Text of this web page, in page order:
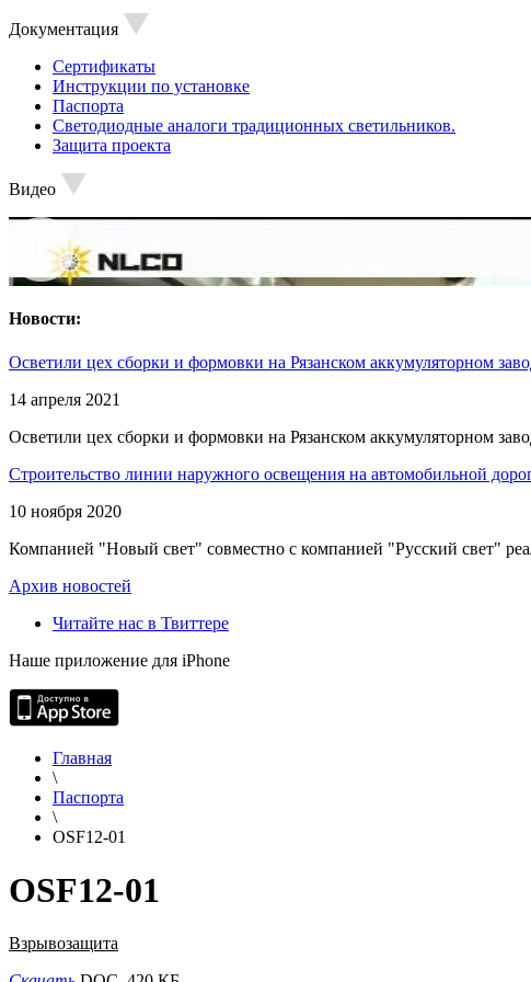
Документация
Сертификаты
Инструкции по установке
Паспорта
Светодиодные аналоги традиционных светильников.
Защита проекта
Видео
Новости:
Осветили цех сборки и формовки на Рязанском аккумуляторном
14 апреля 2021
Осветили цех сборки и формовки на Рязанском аккумуляторном
Строительство линии наружного освещения на автомобильной
10 ноября 2020
Компанией "Новый свет" совместно с компанией "Русский свет"
Архив новостей
Читайте нас в Твиттере
Наше приложение для iPhone
Главная
\
Паспорта
\
OSF12-01
OSF12-01
Взрывозащита